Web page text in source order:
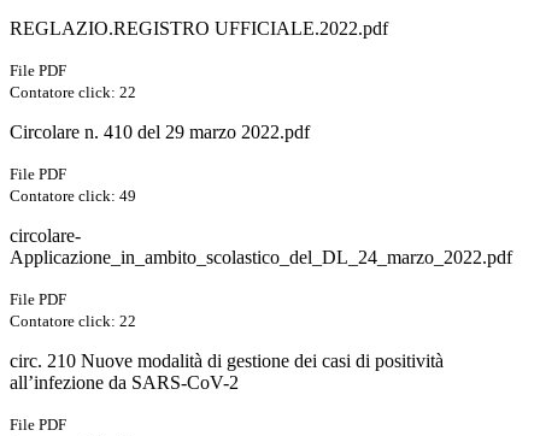
REGLAZIO.REGISTRO UFFICIALE.2022.pdf
File PDF
Contatore click: 22
Circolare n. 410 del 29 marzo 2022.pdf
File PDF
Contatore click: 49
circolare-
Applicazione_in_ambito_scolastico_del_DL_24_marzo_2022.pdf
File PDF
Contatore click: 22
circ. 210 Nuove modalità di gestione dei casi di positività
all’infezione da SARS-CoV-2
File PDF